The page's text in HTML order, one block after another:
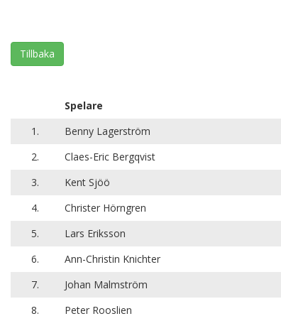
Tillbaka
Spelare
1.
Benny Lagerström
2.
Claes-Eric Bergqvist
3.
Kent Sjöö
4.
Christer Hörngren
5.
Lars Eriksson
6.
Ann-Christin Knichter
7.
Johan Malmström
8.
Peter Rooslien